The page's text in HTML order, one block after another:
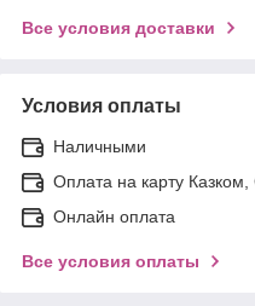
Все условия доставки
Условия оплаты
Наличными
Оплата на карту
Онлайн оплата
Все условия оплаты